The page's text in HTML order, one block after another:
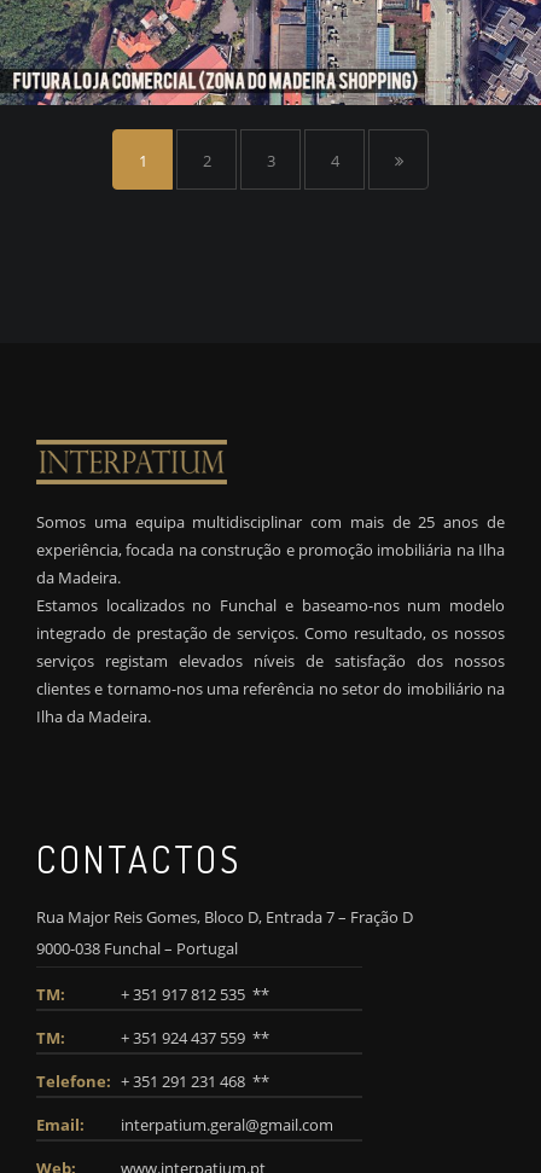
1 2 3 4
Somos uma equipa multidisciplinar com mais de 25 anos de
experiência, focada na construção e promoção imobiliária na Ilha
da Madeira.
Estamos localizados no Funchal e baseamo-nos num modelo
integrado de prestação de serviços. Como resultado, os nossos
serviços registam elevados níveis de satisfação dos nossos
clientes e tornamo-nos uma referência no setor do imobiliário na
Ilha da Madeira.
CONTACTOS
Rua Major Reis Gomes, Bloco D, Entrada 7 – Fração D
9000-038 Funchal – Portugal
TM:
+ 351 917 812 535 **
TM:
+ 351 924 437 559 **
Telefone: + 351 291 231 468 **
Email:
interpatium.geral@gmail.com
Web:
www.interpatium.pt